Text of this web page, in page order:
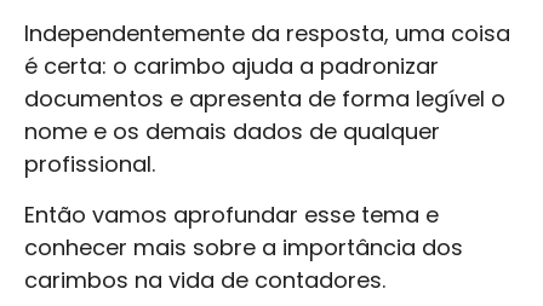
Independentemente da resposta, uma coisa
é certa: o carimbo ajuda a padronizar
documentos e apresenta de forma legível o
nome e os demais dados de qualquer
profissional.
Então vamos aprofundar esse tema e
conhecer mais sobre a importância dos
carimbos na vida de contadores.